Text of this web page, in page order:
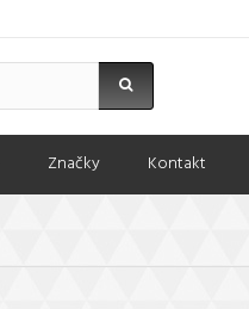
Značky Kontakt